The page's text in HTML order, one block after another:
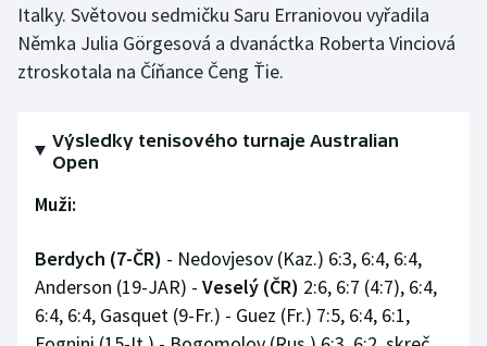
Italky. Světovou sedmičku Saru Erraniovou vyřadila
Němka Julia Görgesová a dvanáctka Roberta Vinciová
ztroskotala na Číňance Čeng Ťie.
Výsledky tenisového turnaje Australian
Open
Muži:
Berdych (7-ČR) - Nedovjesov (Kaz.) 6:3, 6:4, 6:4,
Anderson (19-JAR) - Veselý (ČR) 2:6, 6:7 (4:7), 6:4,
6:4, 6:4, Gasquet (9-Fr.) - Guez (Fr.) 7:5, 6:4, 6:1,